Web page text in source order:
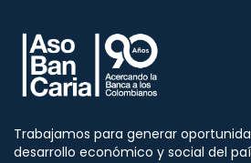
Trabajamos para generar
desarrollo económico y social del